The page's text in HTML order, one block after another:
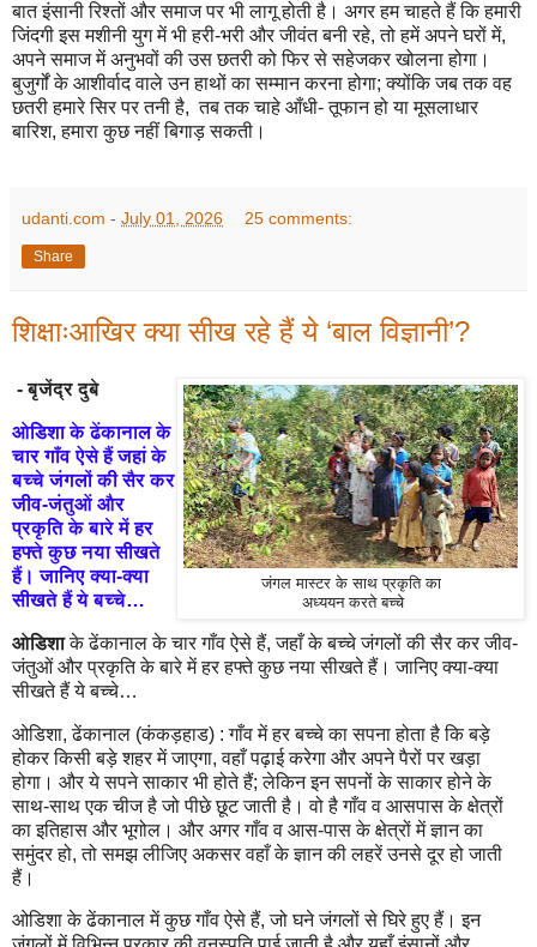
बात इंसानी रिश्तों और समाज पर भी लागू होती है। अगर हम चाहते हैं कि हमारी
जिंदगी इस मशीनी युग में भी हरी-भरी और जीवंत बनी रहे, तो हमें अपने घरों में,
अपने समाज में अनुभवों की उस छतरी को फिर से सहेजकर खोलना होगा।
बुजुर्गों के आशीर्वाद वाले उन हाथों का सम्मान करना होगा; क्योंकि जब तक वह
छतरी हमारे सिर पर तनी है, तब तक चाहे आँधी- तूफान हो या मूसलाधार
बारिश, हमारा कुछ नहीं बिगाड़ सकती।
udanti.com - July 01, 2026 25 comments:
Share
शिक्षाःआखिर क्या सीख रहे हैं ये ‘बाल विज्ञानी’?
जंगल मास्टर के साथ प्रकृति का
अध्ययन करते बच्चे
- बृजेंद्र दुबे
ओडिशा के ढेंकानाल के
चार गॉंव ऐसे हैं जहां के
बच्चे जंगलों की सैर कर
जीव-जंतुओं और
प्रकृति के बारे में हर
हफ्ते कुछ नया सीखते
हैं। जानिए क्या-क्या
सीखते हैं ये बच्चे…
ओडिशाके ढेंकानाल के चार गाँव ऐसे हैं, जहाँ के बच्चे जंगलों की सैर कर जीव-
जंतुओं और प्रकृति के बारे में हर हफ्ते कुछ नया सीखते हैं। जानिए क्या-क्या
सीखते हैं ये बच्चे…
ओडिशा, ढेंकानाल (कंकड़हाड) : गाँव में हर बच्चे का सपना होता है कि बड़े
होकर किसी बड़े शहर में जाएगा, वहाँ पढ़ाई करेगा और अपने पैरों पर खड़ा
होगा। और ये सपने साकार भी होते हैं; लेकिन इन सपनों के साकार होने के
साथ-साथ एक चीज है जो पीछे छूट जाती है। वो है गाँव व आसपास के क्षेत्रों
का इतिहास और भूगोल। और अगर गाँव व आस-पास के क्षेत्रों में ज्ञान का
समुंदर हो, तो समझ लीजिए अकसर वहाँ के ज्ञान की लहरें उनसे दूर हो जाती
हैं।
ओडिशा के ढेंकानाल में कुछ गाँव ऐसे हैं, जो घने जंगलों से घिरे हुए हैं। इन